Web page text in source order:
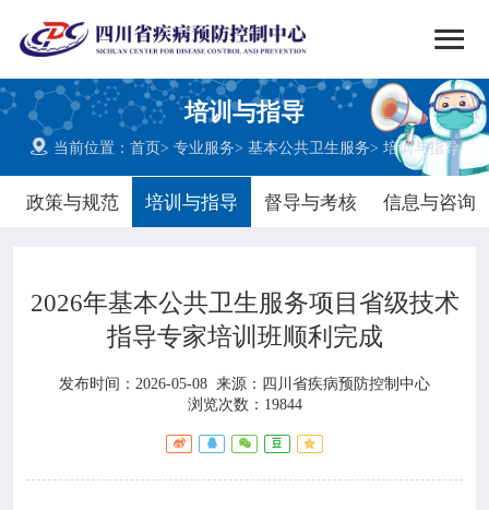

培训与指导
 当前位置：首页>专业服务>基本公共卫生服务>培训与指导
政策与规范 培训与指导 督导与考核 信息与咨询

网站首页
中心概况 
新闻动态 
工作重点 
2026年基本公共卫生服务项目省级技术
指导专家培训班顺利完成
发布时间：2026-05-08 来源： 四川省疾病预防控制中心
浏览次数：19844